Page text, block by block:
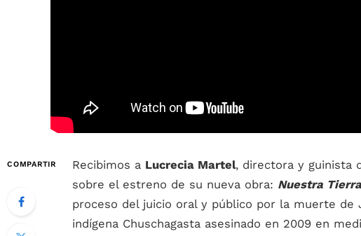
COMPARTIR Recibimos a Lucrecia Martel, directora y guinista
sobre el estreno de su nueva obra: Nuestra Tierra
proceso del juicio oral y público por la muerte de
indígena Chuschagasta asesinado en 2009 en